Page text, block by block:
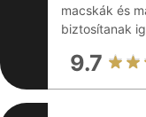
macskák és
biztosítanak
9.7